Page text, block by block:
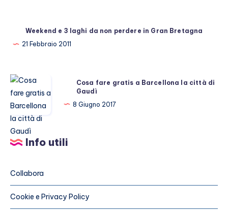
Weekend e 3 laghi da non perdere in Gran Bretagna
21 Febbraio 2011
Cosa
fare
gratis
a
Barcellona
la
di
Cosa fare gratis a Barcellona la città di
Gaudì
8 Giugno 2017
Info utili
Collabora
Cookie e Privacy Policy